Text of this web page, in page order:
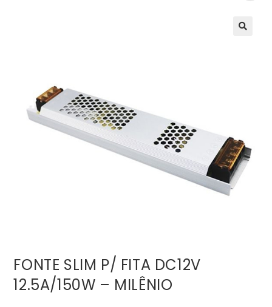
FONTE SLIM P/ FITA DC12V
12.5A/150W – MILÊNIO